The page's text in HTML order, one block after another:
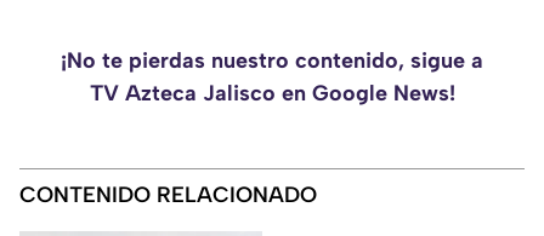
¡No te pierdas nuestro contenido, sigue a
TV Azteca Jalisco en Google News!
CONTENIDO RELACIONADO